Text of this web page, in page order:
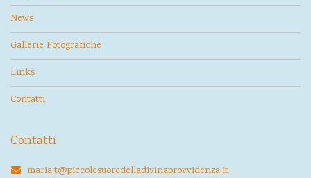
News
Gallerie Fotografiche
Links
Contatti
Contatti
maria.t@piccolesuoredelladivinaprovvidenza.it